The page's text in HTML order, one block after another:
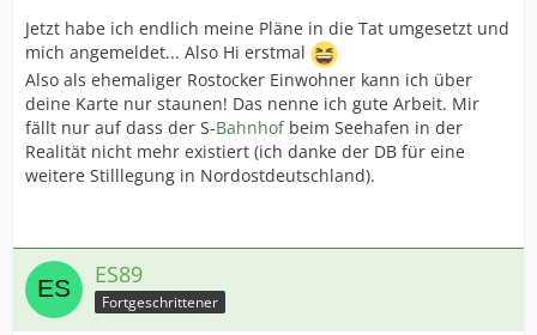
Jetzt habe ich endlich meine Pläne in die Tat umgesetzt und
mich angemeldet... Also Hi erstmal
Also als ehemaliger Rostocker Einwohner kann ich über
deine Karte nur staunen! Das nenne ich gute Arbeit. Mir
fällt nur auf dass der S-Bahnhofbeim Seehafen in der
Realität nicht mehr existiert (ich danke der DB für eine
weitere Stilllegung in Nordostdeutschland).
ES89
Fortgeschrittener